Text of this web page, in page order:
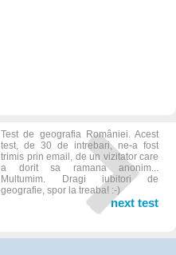
Test de geografia României. Acest
test, de 30 de intrebari, ne-a fost
trimis prin email, de un vizitator care
a dorit sa ramana anonim...
Multumim. Dragi iubitori de
geografie, spor la treaba! :-)
next test